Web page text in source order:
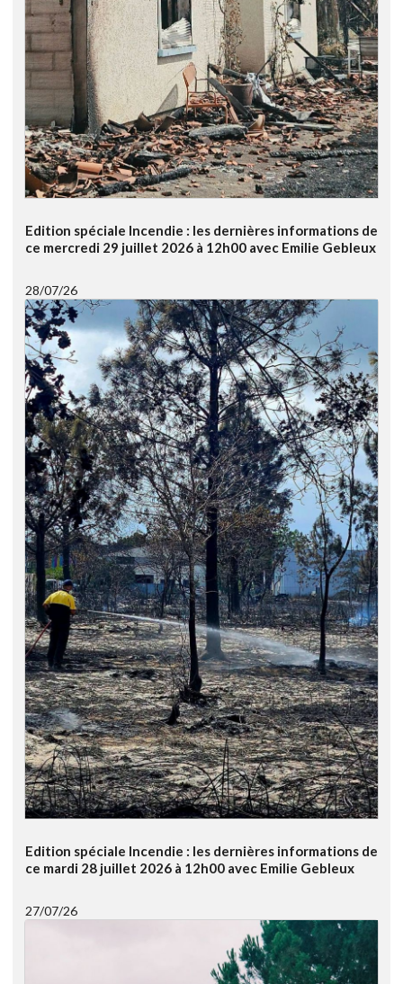
Edition spéciale Incendie : les dernières informations de
ce mercredi 29 juillet 2026 à 12h00 avec Emilie Gebleux
28/07/26
Edition spéciale Incendie : les dernières informations de
ce mardi 28 juillet 2026 à 12h00 avec Emilie Gebleux
27/07/26